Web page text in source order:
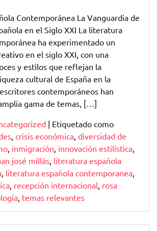
Contemporánea La Vanguardia de
en el Siglo XXI La literatura
ha experimentado un
en el siglo XXI, con una
y estilos que reflejan la
cultural de España en la
contemporáneos han
gama de temas, […]
| Etiquetado como
crisis económica diversidad de
inmigración innovación estilística
josé millás literatura española
literatura española contemporanea
recepción internacional rosa
temas relevantes